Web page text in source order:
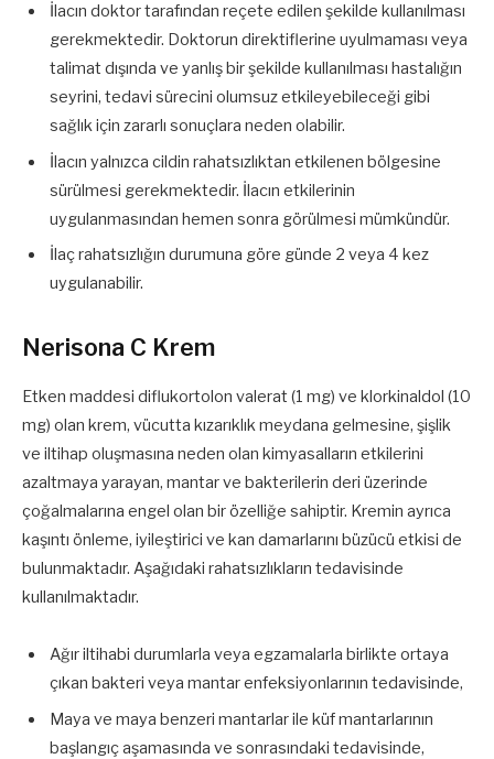
İlacın doktor tarafından reçete edilen şekilde kullanılması
gerekmektedir. Doktorun direktiflerine uyulmaması veya
talimat dışında ve yanlış bir şekilde kullanılması hastalığın
seyrini, tedavi sürecini olumsuz etkileyebileceği gibi
sağlık için zararlı sonuçlara neden olabilir.
İlacın yalnızca cildin rahatsızlıktan etkilenen bölgesine
sürülmesi gerekmektedir. İlacın etkilerinin
uygulanmasından hemen sonra görülmesi mümkündür.
İlaç rahatsızlığın durumuna göre günde 2 veya 4 kez
uygulanabilir.
Nerisona C Krem
Etken maddesi diflukortolon valerat (1 mg) ve klorkinaldol (10
mg) olan krem, vücutta kızarıklık meydana gelmesine, şişlik
ve iltihap oluşmasına neden olan kimyasalların etkilerini
azaltmaya yarayan, mantar ve bakterilerin deri üzerinde
çoğalmalarına engel olan bir özelliğe sahiptir. Kremin ayrıca
kaşıntı önleme, iyileştirici ve kan damarlarını büzücü etkisi de
bulunmaktadır. Aşağıdaki rahatsızlıkların tedavisinde
kullanılmaktadır.
Ağır iltihabi durumlarla veya egzamalarla birlikte ortaya
çıkan bakteri veya mantar enfeksiyonlarının tedavisinde,
Maya ve maya benzeri mantarlar ile küf mantarlarının
başlangıç aşamasında ve sonrasındaki tedavisinde,